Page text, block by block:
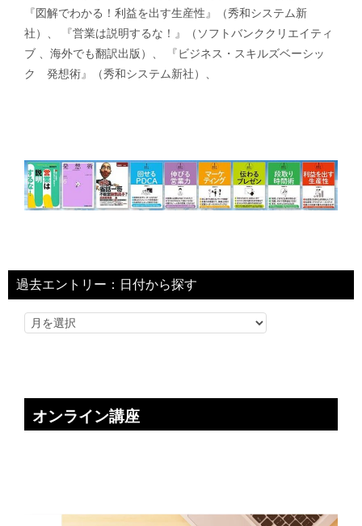
『図解でわかる！利益を出す生産性』（秀和システム新
社）、 『営業は説明するな！』（ソフトバンククリエイティ
ブ 、海外でも翻訳出版）、 『ビジネス・スキルズベーシッ
ク 発想術』（秀和システム新社）、
過去エントリー：日付から探す
オンライン講座